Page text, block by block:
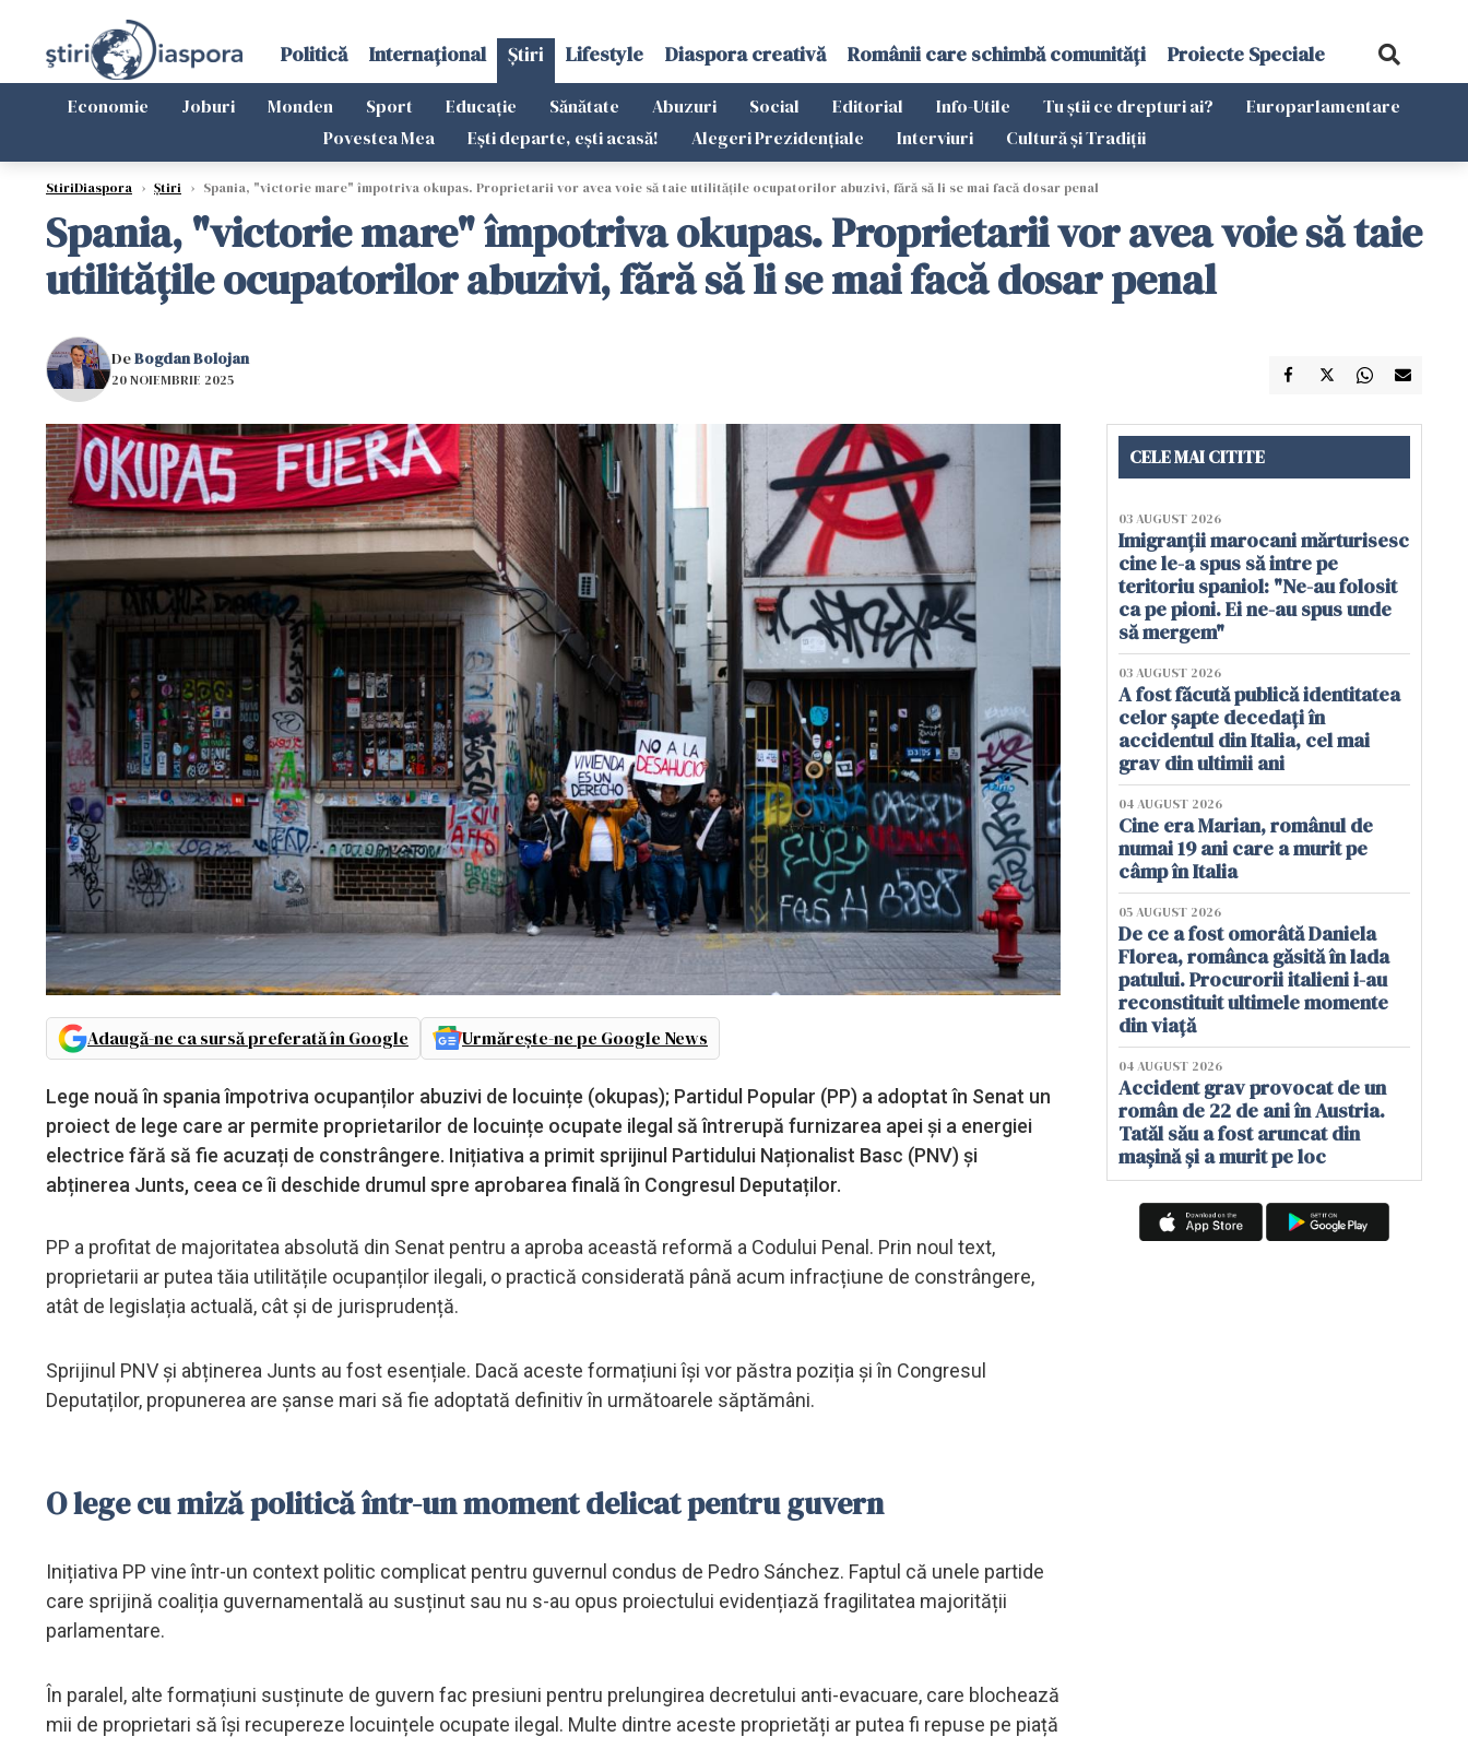
Politică Internațional Știri Lifestyle Diaspora creativă Românii care schimbă comunități Proiecte Speciale
Economie Joburi Monden Sport Educație Sănătate Abuzuri Social Editorial Info-Utile Tu știi ce drepturi ai?
Europarlamentare
Povestea Mea
Ești departe, ești acasă! Alegeri Prezidențiale Interviuri Cultură și Tradiții
StiriDiaspora › Știri › Spania, "victorie mare" împotriva okupas. Proprietarii vor avea voie să taie utilitățile ocupatorilor abuzivi, fără să li se mai facă dosar penal
Spania, "victorie mare" împotriva okupas. Proprietarii vor avea voie să taie
utilitățile ocupatorilor abuzivi, fără să li se mai facă dosar penal
DeBogdan Bolojan
20 NOIEMBRIE 2025
Adaugă-ne ca sursă preferată în Google Urmărește-ne pe Google News
Lege nouă în spania împotriva ocupanților abuzivi de locuințe (okupas); Partidul Popular (PP) a adoptat în Senat un
proiect de lege care ar permite proprietarilor de locuințe ocupate ilegal să întrerupă furnizarea apei și a energiei
electrice fără să fie acuzați de constrângere. Inițiativa a primit sprijinul Partidului Naționalist Basc (PNV) și
abținerea Junts, ceea ce îi deschide drumul spre aprobarea finală în Congresul Deputaților.
PP a profitat de majoritatea absolută din Senat pentru a aproba această reformă a Codului Penal. Prin noul text,
proprietarii ar putea tăia utilitățile ocupanților ilegali, o practică considerată până acum infracțiune de constrângere,
atât de legislația actuală, cât și de jurisprudență.
Sprijinul PNV și abținerea Junts au fost esențiale. Dacă aceste formațiuni își vor păstra poziția și în Congresul
Deputaților, propunerea are șanse mari să fie adoptată definitiv în următoarele săptămâni.
O lege cu miză politică într-un moment delicat pentru guvern
Inițiativa PP vine într-un context politic complicat pentru guvernul condus de Pedro Sánchez. Faptul că unele partide
care sprijină coaliția guvernamentală au susținut sau nu s-au opus proiectului evidențiază fragilitatea majorității
parlamentare.
În paralel, alte formațiuni susținute de guvern fac presiuni pentru prelungirea decretului anti-evacuare, care blochează
mii de proprietari să își recupereze locuințele ocupate ilegal. Multe dintre aceste proprietăți ar putea fi repuse pe piață
CELE MAI CITITE
03 AUGUST 2026
Imigranții marocani mărturisesc
cine le-a spus să intre pe
teritoriu spaniol: "Ne-au folosit
ca pe pioni. Ei ne-au spus unde
să mergem"
03 AUGUST 2026
A fost făcută publică identitatea
celor șapte decedați în
accidentul din Italia, cel mai
grav din ultimii ani
04 AUGUST 2026
Cine era Marian, românul de
numai 19 ani care a murit pe
câmp în Italia
05 AUGUST 2026
De ce a fost omorâtă Daniela
Florea, românca găsită în lada
patului. Procurorii italieni i-au
reconstituit ultimele momente
din viață
04 AUGUST 2026
Accident grav provocat de un
român de 22 de ani în Austria.
Tatăl său a fost aruncat din
mașină și a murit pe loc